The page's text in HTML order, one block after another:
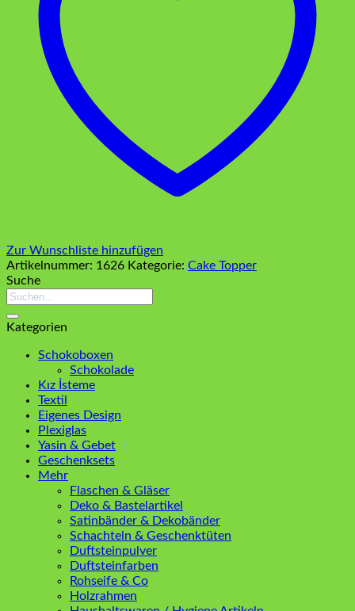
Zur Wunschliste hinzufügen
Artikelnummer: 1626 Kategorie: Cake Topper
Suche
Suchen
Kategorien
Schokoboxen
Schokolade
Kız İsteme
Textil
Eigenes Design
Plexiglas
Yasin & Gebet
Geschenksets
Mehr
Flaschen & Gläser
Deko & Bastelartikel
Satinbänder & Dekobänder
Schachteln & Geschenktüten
Duftsteinpulver
Duftsteinfarben
Rohseife & Co
Holzrahmen